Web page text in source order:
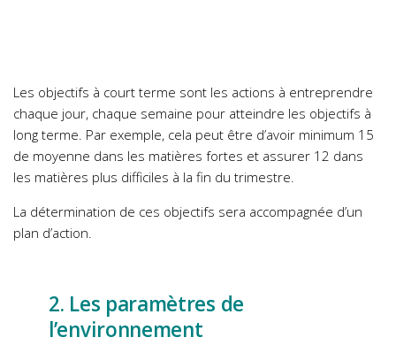
Les objectifs à court terme sont les actions à entreprendre
chaque jour, chaque semaine pour atteindre les objectifs à
long terme. Par exemple, cela peut être d’avoir minimum 15
de moyenne dans les matières fortes et assurer 12 dans
les matières plus difficiles à la fin du trimestre.
La détermination de ces objectifs sera accompagnée d’un
plan d’action.
2. Les paramètres de
l’environnement